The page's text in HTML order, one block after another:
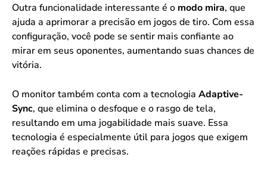
Outra funcionalidade interessante é o modo mira, que
ajuda a aprimorar a precisão em jogos de tiro. Com essa
configuração, você pode se sentir mais confiante ao
mirar em seus oponentes, aumentando suas chances de
vitória.
O monitor também conta com a tecnologia Adaptive-
Sync, que elimina o desfoque e o rasgo de tela,
resultando em uma jogabilidade mais suave. Essa
tecnologia é especialmente útil para jogos que exigem
reações rápidas e precisas.